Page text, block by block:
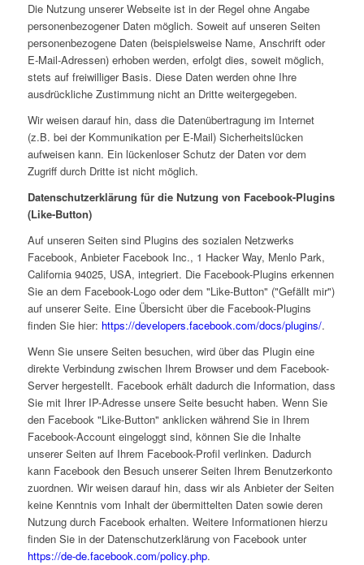
Die Nutzung unserer Webseite ist in der Regel ohne Angabe
personenbezogener Daten möglich. Soweit auf unseren Seiten
personenbezogene Daten (beispielsweise Name, Anschrift oder
E-Mail-Adressen) erhoben werden, erfolgt dies, soweit möglich,
stets auf freiwilliger Basis. Diese Daten werden ohne Ihre
ausdrückliche Zustimmung nicht an Dritte weitergegeben.
Wir weisen darauf hin, dass die Datenübertragung im Internet
(z.B. bei der Kommunikation per E-Mail) Sicherheitslücken
aufweisen kann. Ein lückenloser Schutz der Daten vor dem
Zugriff durch Dritte ist nicht möglich.
Datenschutzerklärung für die Nutzung von Facebook-Plugins
(Like-Button)
Auf unseren Seiten sind Plugins des sozialen Netzwerks
Facebook, Anbieter Facebook Inc., 1 Hacker Way, Menlo Park,
California 94025, USA, integriert. Die Facebook-Plugins erkennen
Sie an dem Facebook-Logo oder dem "Like-Button" ("Gefällt mir")
auf unserer Seite. Eine Übersicht über die Facebook-Plugins
finden Sie hier: https://developers.facebook.com/docs/plugins/.
Wenn Sie unsere Seiten besuchen, wird über das Plugin eine
direkte Verbindung zwischen Ihrem Browser und dem Facebook-
Server hergestellt. Facebook erhält dadurch die Information, dass
Sie mit Ihrer IP-Adresse unsere Seite besucht haben. Wenn Sie
den Facebook "Like-Button" anklicken während Sie in Ihrem
Facebook-Account eingeloggt sind, können Sie die Inhalte
unserer Seiten auf Ihrem Facebook-Profil verlinken. Dadurch
kann Facebook den Besuch unserer Seiten Ihrem Benutzerkonto
zuordnen. Wir weisen darauf hin, dass wir als Anbieter der Seiten
keine Kenntnis vom Inhalt der übermittelten Daten sowie deren
Nutzung durch Facebook erhalten. Weitere Informationen hierzu
finden Sie in der Datenschutzerklärung von Facebook unter
https://de-de.facebook.com/policy.php.